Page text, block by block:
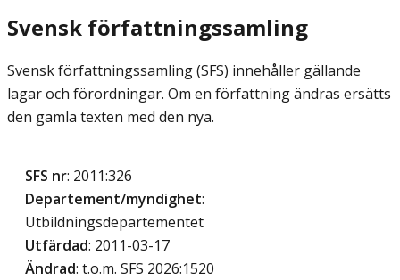
Svensk författningssamling
Svensk författningssamling (SFS) innehåller gällande
lagar och förordningar. Om en författning ändras ersätts
den gamla texten med den nya.
SFS nr: 2011:326
Departement/myndighet:
Utbildningsdepartementet
Utfärdad: 2011-03-17
Ändrad: t.o.m. SFS 2026:1520